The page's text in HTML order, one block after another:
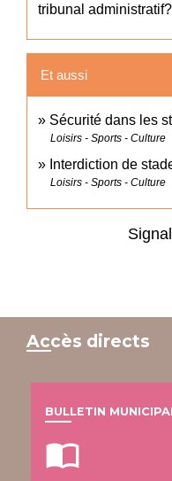
tribunal administratif?
Et aussi
Sécurité dans les
Loisirs - Sports - Culture
Interdiction de
Loisirs - Sports - Culture
Accès directs
BULLETIN
import_contacts